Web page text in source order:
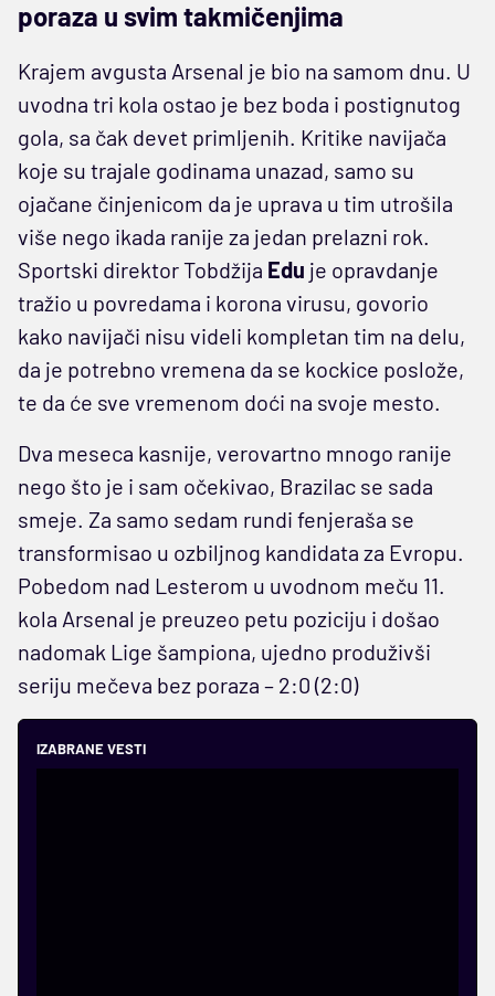
poraza u svim takmičenjima
Krajem avgusta Arsenal je bio na samom dnu. U
uvodna tri kola ostao je bez boda i postignutog
gola, sa čak devet primljenih. Kritike navijača
koje su trajale godinama unazad, samo su
ojačane činjenicom da je uprava u tim utrošila
više nego ikada ranije za jedan prelazni rok.
Sportski direktor Tobdžija Edu je opravdanje
tražio u povredama i korona virusu, govorio
kako navijači nisu videli kompletan tim na delu,
da je potrebno vremena da se kockice poslože,
te da će sve vremenom doći na svoje mesto.
Dva meseca kasnije, verovartno mnogo ranije
nego što je i sam očekivao, Brazilac se sada
smeje. Za samo sedam rundi fenjeraša se
transformisao u ozbiljnog kandidata za Evropu.
Pobedom nad Lesterom u uvodnom meču 11.
kola Arsenal je preuzeo petu poziciju i došao
nadomak Lige šampiona, ujedno produživši
seriju mečeva bez poraza – 2:0 (2:0)
IZABRANE VESTI